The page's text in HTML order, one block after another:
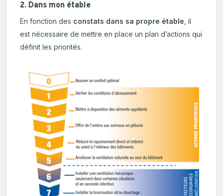
2. Dans mon étable
En fonction des constats dans sa propre étable , il
est nécessaire de mettre en place un plan d’actions qui
définit les priorités.